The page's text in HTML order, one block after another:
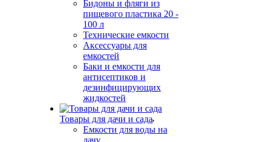
Бидоны и фляги из
пищевого пластика 20 -
100 л
Технические емкости
Аксессуары для
емкостей
Баки и емкости для
антисептиков и
дезинфицирующих
жидкостей
Товары для дачи и сада
Емкости для воды на
дачу